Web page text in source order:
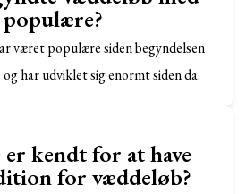
været populære siden begyndelsen
har udviklet sig enormt siden da.
kendt for at have
for væddeløb?